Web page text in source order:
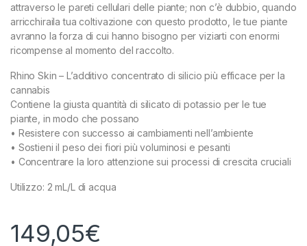
attraverso le pareti cellulari delle piante; non c’è dubbio, quando
arricchiraila tua coltivazione con questo prodotto, le tue piante
avranno la forza di cui hanno bisogno per viziarti con enormi
ricompense al momento del raccolto.
Rhino Skin – L’additivo concentrato di silicio più efficace per la
cannabis
Contiene la giusta quantità di silicato di potassio per le tue
piante, in modo che possano
• Resistere con successo ai cambiamenti nell’ambiente
• Sostieni il peso dei fiori più voluminosi e pesanti
• Concentrare la loro attenzione sui processi di crescita cruciali
Utilizzo: 2 mL/L di acqua
149,05€